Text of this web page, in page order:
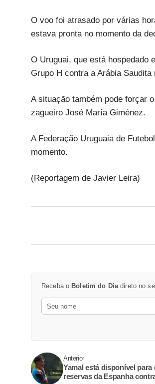
O voo foi atrasado por várias
estava pronta no momento da
O Uruguai, que está hospedado
Grupo H contra a Arábia Saudita
A situação também pode forçar
zagueiro José María Giménez.
A Federação Uruguaia de
momento.
(Reportagem de Javier Leira)
Receba o Boletim do Dia direto no
Anterior
Yamal está disponível
reservas da Espanha